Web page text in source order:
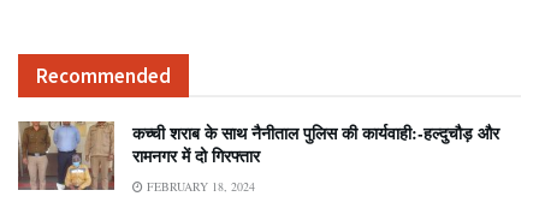
Recommended
कच्ची शराब के साथ नैनीताल पुलिस की कार्यवाही:-हल्दुचौड़ और
रामनगर में दो गिरफ्तार
FEBRUARY 18, 2024